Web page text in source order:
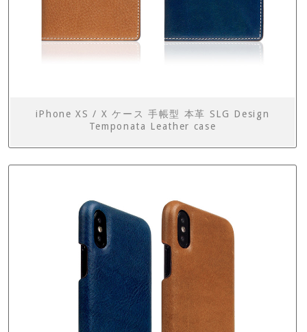
iPhone XS / X ケース 手帳型 本革 SLG Design
Temponata Leather case